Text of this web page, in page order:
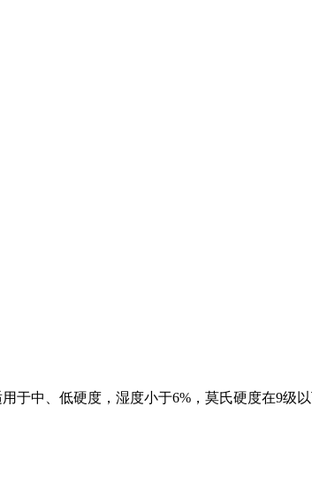
于中、低硬度，湿度小于6%，莫氏硬度在9级